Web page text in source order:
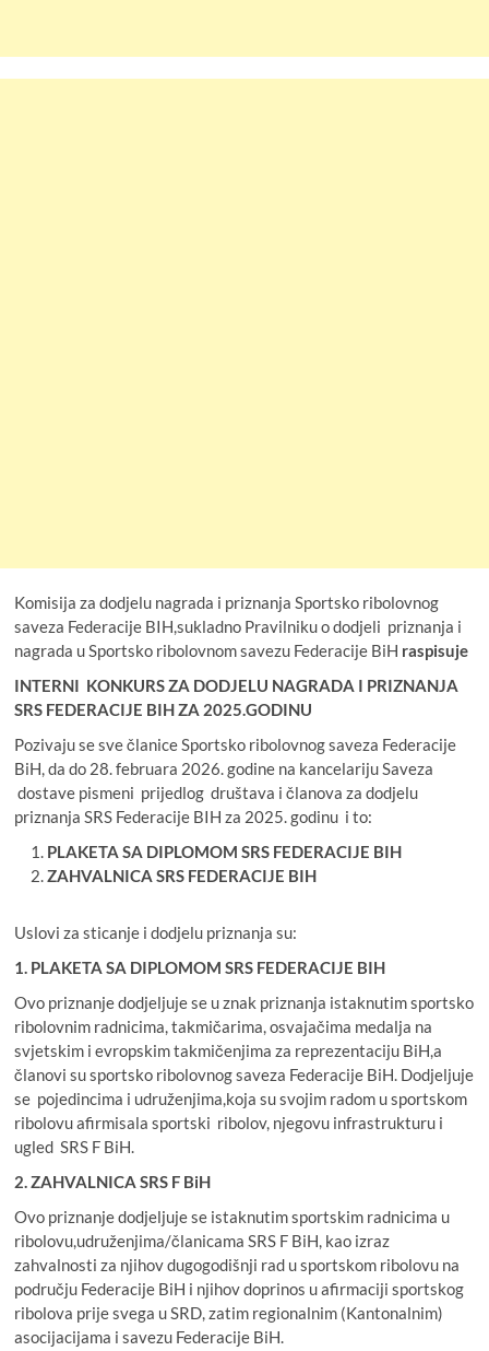
Komisija za dodjelu nagrada i priznanja Sportsko ribolovnog
saveza Federacije BIH,sukladno Pravilniku o dodjeli priznanja i
nagrada u Sportsko ribolovnom savezu Federacije BiH raspisuje
INTERNI KONKURSZA DODJELU NAGRADA I PRIZNANJA
SRS FEDERACIJE BIH ZA 2025.GODINU
Pozivaju se sve članice Sportsko ribolovnog saveza Federacije
BiH, da do 28. februara 2026. godine na kancelariju Saveza
dostave pismeni prijedlog društava i članova za dodjelu
priznanja SRS Federacije BIH za 2025. godinu i to:
PLAKETA SA DIPLOMOM SRS FEDERACIJE BIH
ZAHVALNICA SRS FEDERACIJE BIH
Uslovi za sticanje i dodjelu priznanja su:
1. PLAKETA SA DIPLOMOM SRS FEDERACIJE BIH
Ovo priznanje dodjeljuje se u znak priznanja istaknutim sportsko
ribolovnim radnicima, takmičarima, osvajačima medalja na
svjetskim i evropskim takmičenjima za reprezentaciju BiH,a
članovi su sportsko ribolovnog saveza Federacije BiH. Dodjeljuje
se pojedincima i udruženjima,koja su svojim radom u sportskom
ribolovu afirmisala sportski ribolov, njegovu infrastrukturu i
ugled SRS F BiH.
2. ZAHVALNICA SRS F BiH
Ovo priznanje dodjeljuje se istaknutim sportskim radnicima u
ribolovu,udruženjima/članicama SRS F BiH, kao izraz
zahvalnosti za njihov dugogodišnji rad u sportskom ribolovu na
području Federacije BiH i njihov doprinos u afirmaciji sportskog
ribolova prije svega u SRD, zatim regionalnim (Kantonalnim)
asocijacijama i savezu Federacije BiH.